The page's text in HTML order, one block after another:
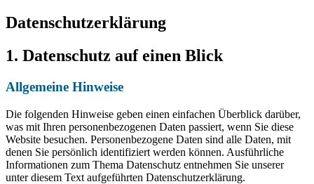
Datenschutz­erklärung
1. Datenschutz auf einen Blick
Allgemeine Hinweise
Die folgenden Hinweise geben einen einfachen Überblick darüber,
was mit Ihren personenbezogenen Daten passiert, wenn Sie diese
Website besuchen. Personenbezogene Daten sind alle Daten, mit
denen Sie persönlich identifiziert werden können. Ausführliche
Informationen zum Thema Datenschutz entnehmen Sie unserer
unter diesem Text aufgeführten Datenschutzerklärung.